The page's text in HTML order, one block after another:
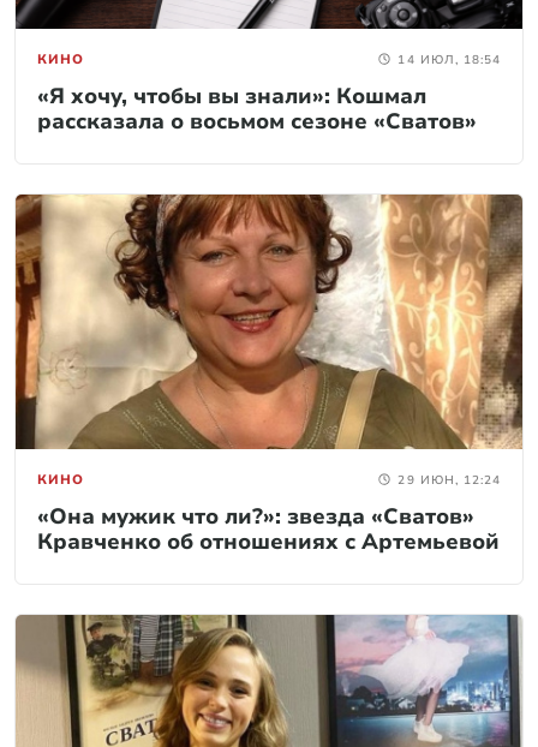
КИНО 14 ИЮЛ, 18:54
«Я хочу, чтобы вы знали»: Кошмал
рассказала о восьмом сезоне «Сватов»
КИНО 29 ИЮН, 12:24
«Она мужик что ли?»: звезда «Сватов»
Кравченко об отношениях с Артемьевой